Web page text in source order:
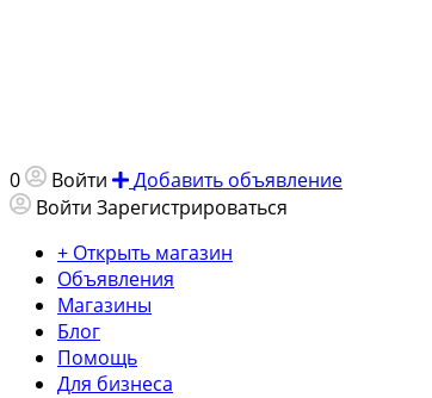
0 Войти
Добавить объявление
Войти Зарегистрироваться
+ Открыть магазин
Объявления
Магазины
Блог
Помощь
Для бизнеса